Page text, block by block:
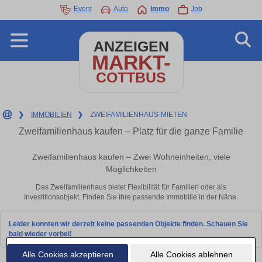
Alle Cookies akzeptieren Alle Cookies ablehnen
Event Auto Immo Job
ANZEIGEN
MARKT-
COTTBUS
❯ IMMOBILIEN ❯ ZWEIFAMILIENHAUS-MIETEN
Zweifamilienhaus kaufen – Platz für die ganze Familie
Zweifamilienhaus kaufen – Zwei Wohneinheiten, viele
Möglichkeiten
Das Zweifamilienhaus bietet Flexibilität für Familien oder als
Investitionsobjekt. Finden Sie Ihre passende Immobilie in der Nähe.
Leider konnten wir derzeit keine passenden Objekte finden. Schauen Sie
bald wieder vorbei!